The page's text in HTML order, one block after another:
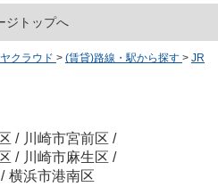
ジトップへ
クラウド > (賃貸)路線・駅から探す > JR
/ 川崎市宮前区 /
/ 川崎市麻生区 /
/ 横浜市港南区